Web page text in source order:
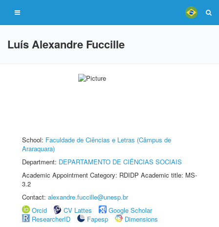
Luís Alexandre Fuccille
School: Faculdade de Ciências e Letras (Câmpus de
Araraquara)
Department: DEPARTAMENTO DE CIÊNCIAS SOCIAIS
Academic Appointment Category: RDIDP Academic title: MS-
3.2
Contact: alexandre.fuccille@unesp.br
Orcid
CV Lattes
Google Scholar
ResearcherID
Fapesp
Dimensions